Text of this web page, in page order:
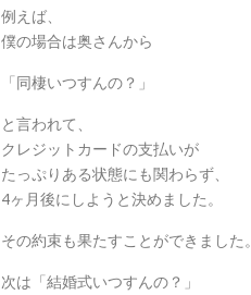
例えば、
僕の場合は奥さんから
「同棲いつすんの？」
と言われて、
クレジットカードの支払いが
たっぷりある状態にも関わらず、
4ヶ月後にしようと決めました。
その約束も果たすことができました。
次は「結婚式いつすんの？」